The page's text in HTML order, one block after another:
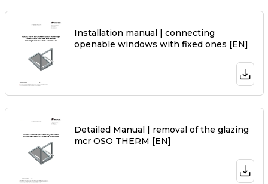
Installation manual | connecting
openable windows with fixed ones [EN]
Detailed Manual | removal of the glazing
mcr OSO THERM [EN]